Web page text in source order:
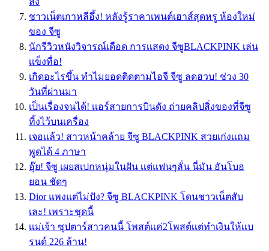
ชาวเน็ตเกาหลีอึ้ง! หลังรู้ราคาเพนต์เฮาส์สุดหรู ห้องใหม่
ของ จีซู
นักรีวิวหนังวิจารณ์เดือด การเเสดง จีซูBLACKPINK เล่น
เเข็งทื่อ!
เกิดอะไรขึ้น ทำไมยอดติดตามไอจี จีซู ลดฮวบ! ช่วง 30
วันที่ผ่านมา
เป็นเรื่องจนได้! เเอร์สายการบินดัง ถ่ายคลิปสิ่งของที่จีซู
ทิ้งไว้บนเครื่อง
เจอเเล้ว! สาวหน้าคล้าย จีซู BLACKPINK สวยเก่งเเถม
พูดได้ 4 ภาษา
อุ๊ย! จีซู เผยสเปกหนุ่มในฝัน เเต่แฟนๆลั่น นี่มัน อันโบฮ
ยอน ชัดๆ
Dior แพงแต่ไม่ปัง? จีซู BLACKPINK โดนชาวเน็ตสับ
เละ! เพราะชุดนี้
เเม่เจ้า ซุปตาร์สาวคนนี้ โพสต์เเค่2โพสต์เเต่ทำเงินให้เเบ
รนด์ 226 ล้าน!